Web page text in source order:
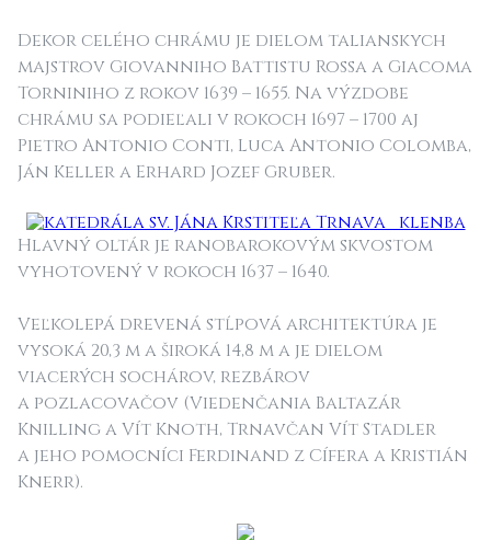
Dekor celého chrámu je dielom talianskych
majstrov Giovanniho Battistu Rossa a Giacoma
Torniniho z rokov 1639 – 1655. Na výzdobe
chrámu sa podieľali v rokoch 1697 – 1700 aj
Pietro Antonio Conti, Luca Antonio Colomba,
Ján Keller a Erhard Jozef Gruber.
Hlavný oltár je ranobarokovým skvostom
vyhotovený v rokoch 1637 – 1640.
Veľkolepá drevená stĺpová architektúra je
vysoká 20,3 m a široká 14,8 m a je dielom
viacerých sochárov, rezbárov
a pozlacovačov (Viedenčania Baltazár
Knilling a Vít Knoth, Trnavčan Vít Stadler
a jeho pomocníci Ferdinand z Cífera a Kristián
Knerr).